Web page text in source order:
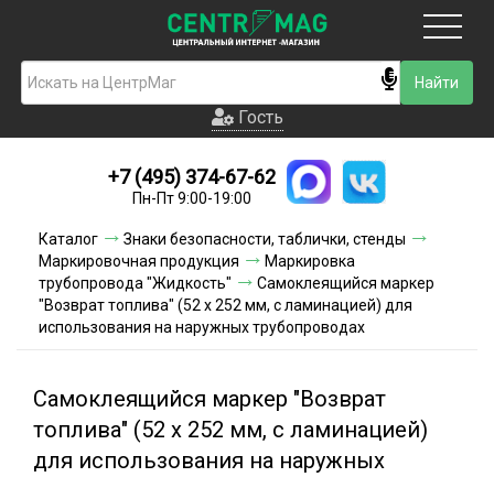
Гость
Новинки
Условия доставки
Условия оплаты
Контакты
Гость
+7 (495) 374-67-62
Пн-Пт 9:00-19:00
Каталог
Знаки безопасности, таблички, стенды
Маркировочная продукция
Маркировка
трубопровода "Жидкость"
Самоклеящийся маркер
"Возврат топлива" (52 х 252 мм, с ламинацией) для
использования на наружных трубопроводах
Самоклеящийся маркер "Возврат
топлива" (52 х 252 мм, с ламинацией)
для использования на наружных